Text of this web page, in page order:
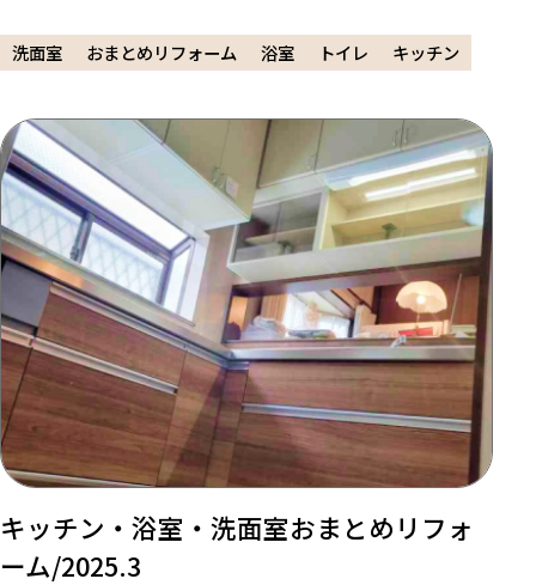
洗面室 おまとめリフォーム 浴室 トイレ キッチン
キッチン・浴室・洗面室おまとめリフォ
ーム/2025.3